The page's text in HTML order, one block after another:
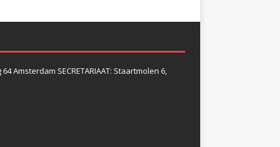
Amsterdam SECRETARIAAT: Staartmolen 6,